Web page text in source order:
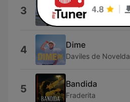
3 Bartoleando
Javier Belizon
4 Dime
Daviles de Novelda
5 Bandida
Fraderita